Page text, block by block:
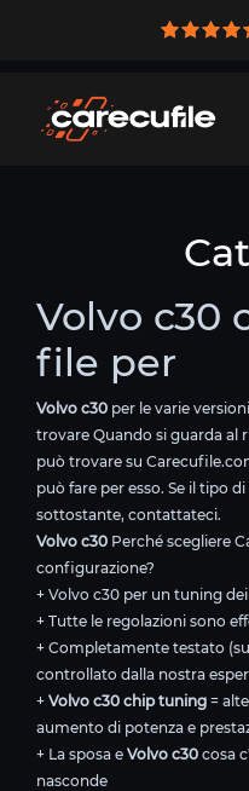
Volvo c30
file per
Volvo c30 per le varie
trovare Quando si guarda al
può trovare su
può fare per esso. Se il tipo
sottostante, contattateci.
Volvo c30 Perché scegliere
configurazione?
+ Volvo c30 per un tuning
+ Tutte le regolazioni sono
+ Completamente testato
controllato dalla nostra
+ Volvo c30 chip tuning =
aumento di potenza e
+ La sposa e Volvo c30 cosa
nasconde